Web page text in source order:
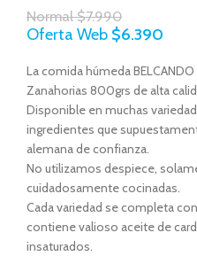
Normal$7.990
Oferta Web $6.390
La comida húmeda
Zanahorias 800grs de alta
Disponible en muchas
ingredientes que
alemana de confianza.
No utilizamos despiece,
cuidadosamente cocinadas.
Cada variedad se completa
contiene valioso aceite de
insaturados.